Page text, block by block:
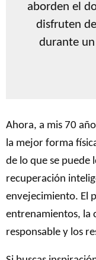
aborden el
disfruten
durante
Ahora, a mis 70
la mejor forma
de lo que se
recuperación
envejecimiento. El
entrenamientos, la
responsable y los